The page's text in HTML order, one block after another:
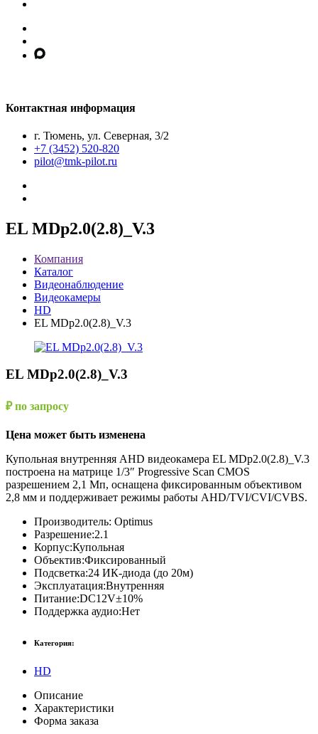
Контактная информация
г. Тюмень, ул. Северная, 3/2
+7 (3452) 520-820
pilot@tmk-pilot.ru
EL MDp2.0(2.8)_V.3
Компания
Каталог
Видеонаблюдение
Видеокамеры
HD
EL MDp2.0(2.8)_V.3
EL MDp2.0(2.8)_V.3
₽ по запросу
Цена может быть изменена
Купольная внутренняя AHD видеокамера EL MDp2.0(2.8)_V.3
построена на матрице 1/3″ Progressive Scan CMOS
разрешением 2,1 Мп, оснащена фиксированным объективом
2,8 мм и поддерживает режимы работы AHD/TVI/CVI/CVBS.
Производитель: Optimus
Разрешение:2.1
Корпус:Купольная
Объектив:Фиксированный
Подсветка:24 ИК-диода (до 20м)
Эксплуатация:Внутренняя
Питание:DC12V±10%
Поддержка аудио:Нет
Категория:
HD
Описание
Характеристики
Форма заказа